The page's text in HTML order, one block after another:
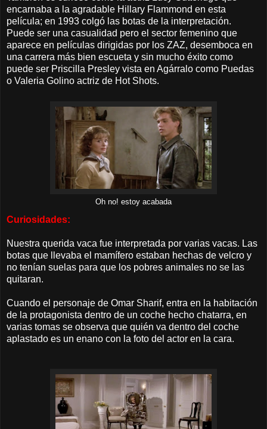
encarnaba a la agradable Hillary Flammond en esta
película; en 1993 colgó las botas de la interpretación.
Puede ser una casualidad pero el sector femenino que
aparece en películas dirigidas por los ZAZ, desemboca en
una carrera más bien escueta y sin mucho éxito como
puede ser Priscilla Presley vista en Agárralo como Puedas
o Valeria Golino actriz de Hot Shots.
Oh no! estoy acabada
Curiosidades:
Nuestra querida vaca fue interpretada por varias vacas. Las
botas que llevaba el mamífero estaban hechas de velcro y
no tenían suelas para que los pobres animales no se las
quitaran.
Cuando el personaje de Omar Sharif, entra en la habitación
de la protagonista dentro de un coche hecho chatarra, en
varias tomas se observa que quién va dentro del coche
aplastado es un enano con la foto del actor en la cara.